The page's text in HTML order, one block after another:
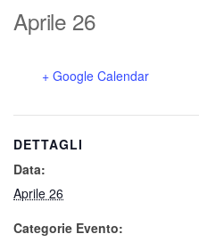
Aprile 26
+ Google Calendar
DETTAGLI
Data:
Aprile 26
Categorie Evento: